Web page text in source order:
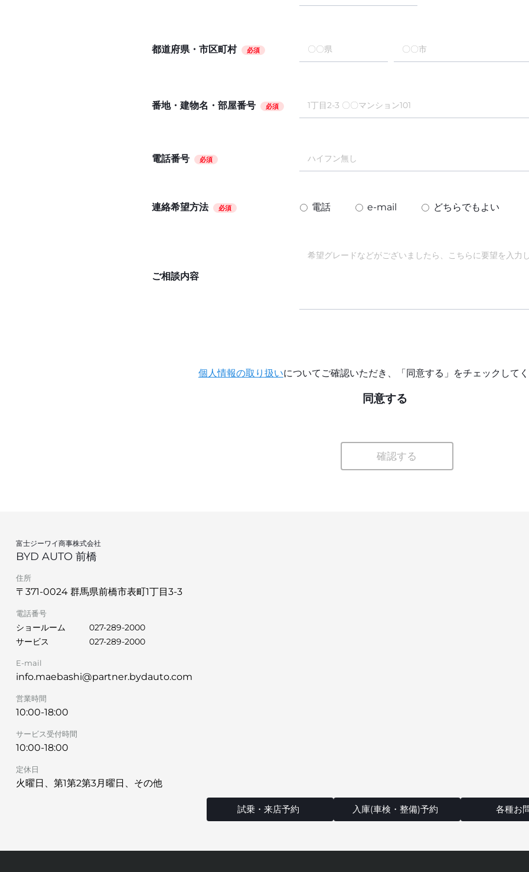
都道府県・市区町村 必須
番地・建物名・部屋番号 必須
電話番号 必須
連絡希望方法 必須 電話 e-mail どちらでもよい
ご相談内容
個人情報の取り扱いについてご確認いただき、「同意する」をチェックして
同意する
確認する
富士ジーワイ商事株式会社
BYD AUTO 前橋
住所
〒371-0024 群馬県前橋市表町1丁目3-3
電話番号
ショールーム
027-289-2000
サービス
027-289-2000
E-mail
info.maebashi@partner.bydauto.com
営業時間
10:00-18:00
サービス受付時間
10:00-18:00
定休日
火曜日、第1第2第3月曜日、その他
試乗・来店予約 入庫(車検・整備)予約 各種お